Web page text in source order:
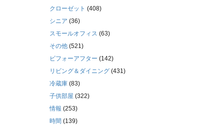
クローゼット (408)
シニア (36)
スモールオフィス (63)
その他 (521)
ビフォーアフター (142)
リビング＆ダイニング (431)
冷蔵庫 (83)
子供部屋 (322)
情報 (253)
時間 (139)